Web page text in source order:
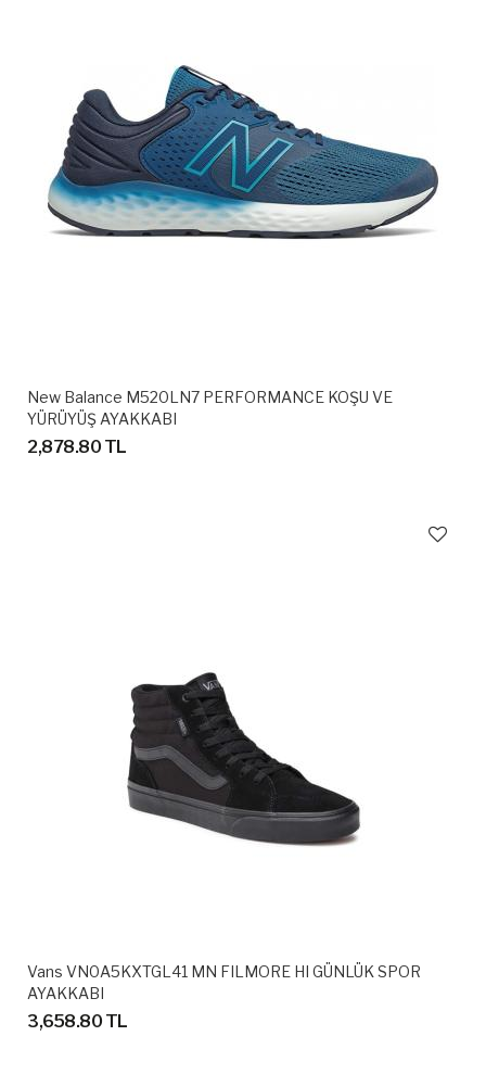
New Balance M520LN7 PERFORMANCE KOŞU VE
YÜRÜYÜŞ AYAKKABI
2,878.80 TL
Vans VN0A5KXTGL41 MN FILMORE HI GÜNLÜK SPOR
AYAKKABI
3,658.80 TL